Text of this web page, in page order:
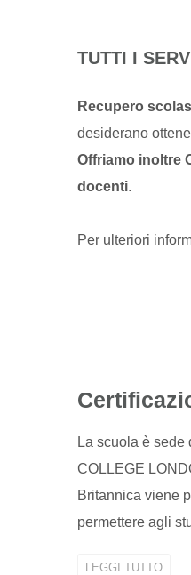
TUTTI I
Recupero
desiderano
Offriamo inoltre
docenti.
Per ulteriori
La scuola è sede
COLLEGE
Britannica viene
permettere agli
LEGGI TUTTO